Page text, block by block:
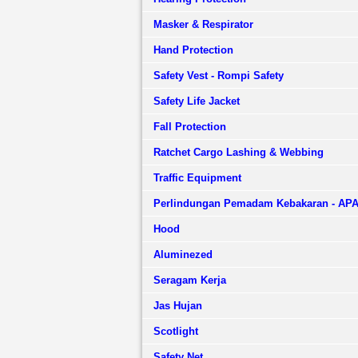
Masker & Respirator
Hand Protection
Safety Vest - Rompi Safety
Safety Life Jacket
Fall Protection
Ratchet Cargo Lashing & Webbing
Traffic Equipment
Perlindungan Pemadam Kebakaran -
Hood
Aluminezed
Seragam Kerja
Jas Hujan
Scotlight